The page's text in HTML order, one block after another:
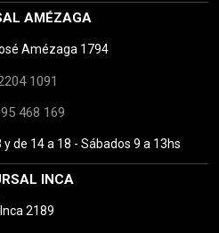
AMÉZAGA
Amézaga 1794
1091
468 169
de 14 a 18 - Sábados 9 a 13hs
INCA
Inca 2189